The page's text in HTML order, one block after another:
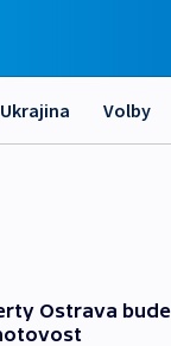
Ukrajina Volby
Ostrava